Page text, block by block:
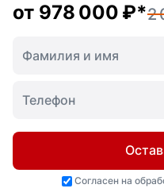
от 978 000 ₽*2
Согласен на